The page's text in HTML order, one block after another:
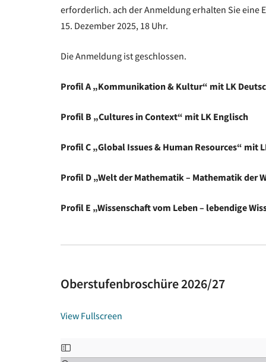
erforderlich. ach der Anmeldung erhalten Sie eine
15. Dezember 2025, 18 Uhr.
Die Anmeldung ist geschlossen.
Profil A „Kommunikation & Kultur“ mit LK
Profil B „Cultures in Context“ mit LK Englisch
Profil C „Global Issues & Human Resources“ mit
Profil D „Welt der Mathematik – Mathematik der
Profil E „Wissenschaft vom Leben – lebendige
Oberstufenbroschüre 2026/27
View Fullscreen
Zum